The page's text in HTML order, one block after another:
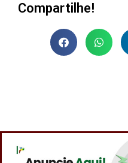
Compartilhe!